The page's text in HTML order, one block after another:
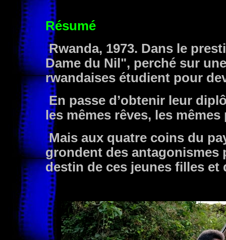
Résumé
Rwanda, 1973. Dans le
Dame du Nil", perché sur
rwandaises étudient pour
En passe d’obtenir leur
les mêmes rêves, les
Mais aux quatre coins du
grondent des antagonismes
destin de ces jeunes filles et